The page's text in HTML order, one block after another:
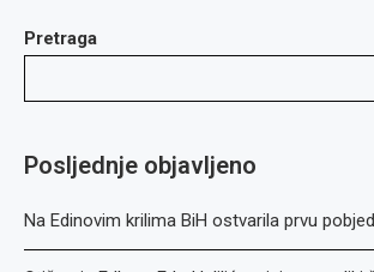
Pretraga
Posljednje objavljeno
Na Edinovim krilima BiH ostvarila prvu